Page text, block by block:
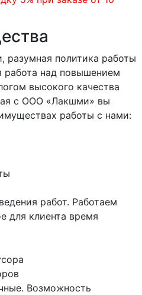
разумная политика работы
работа над повышением
высокого качества
с ООО «Лакшми» вы
работы с нами:
работ. Работаем
для клиента время
Возможность